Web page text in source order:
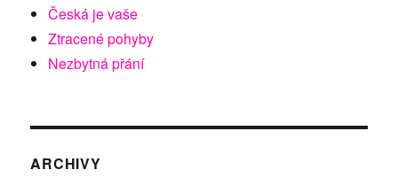
Česká je vaše
Ztracené pohyby
Nezbytná přání
ARCHIVY